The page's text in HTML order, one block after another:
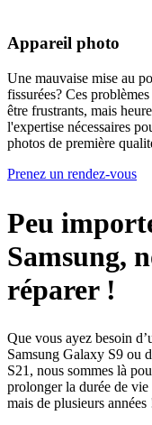
Appareil photo
Une mauvaise mise au
fissurées? Ces
être frustrants, mais
l'expertise nécessaires
photos de première
Prenez un rendez-vous
Peu
Samsung,
réparer !
Que vous ayez besoin
Samsung Galaxy S9 ou
S21, nous sommes là
prolonger la durée de
mais de plusieurs années